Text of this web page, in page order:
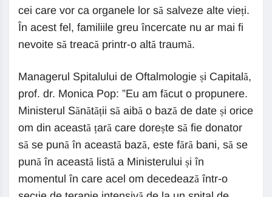
cei care vor ca organele lor să salveze alte vieți.
În acest fel, familiile greu încercate nu ar mai fi
nevoite să treacă printr-o altă traumă.
Managerul Spitalului de Oftalmologie și Capitală,
prof. dr. Monica Pop: ”Eu am făcut o propunere.
Ministerul Sănătății să aibă o bază de date și orice
om din această țară care dorește să fie donator
să se pună în această bază, este fără bani, să se
pună în această listă a Ministerului și în
momentul în care acel om decedează într-o